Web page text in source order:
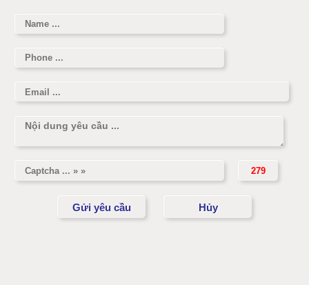
Cân điện tử 1 tấn
Cân điện tử 2 tấn
Cân điện tử 3 tấn
Cân điện tử 10 tấn
Cân điện tử 15 tấn